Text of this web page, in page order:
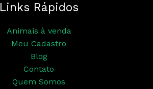
Links Rápidos
Animais à venda
Meu Cadastro
Blog
Contato
Quem Somos